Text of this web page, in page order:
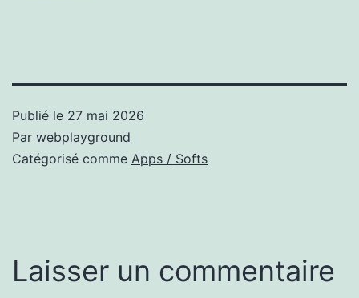
Publié le 27 mai 2026
Par webplayground
Catégorisé comme Apps / Softs
Laisser un commentaire